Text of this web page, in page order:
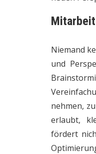
Niemand
und
nehmen,
erlaubt,
fördert